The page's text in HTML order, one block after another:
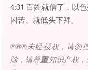
4:31 百姓就信了，以
困苦、就低头下拜。
®®®未经授权，请勿
除，请尊重知识产权